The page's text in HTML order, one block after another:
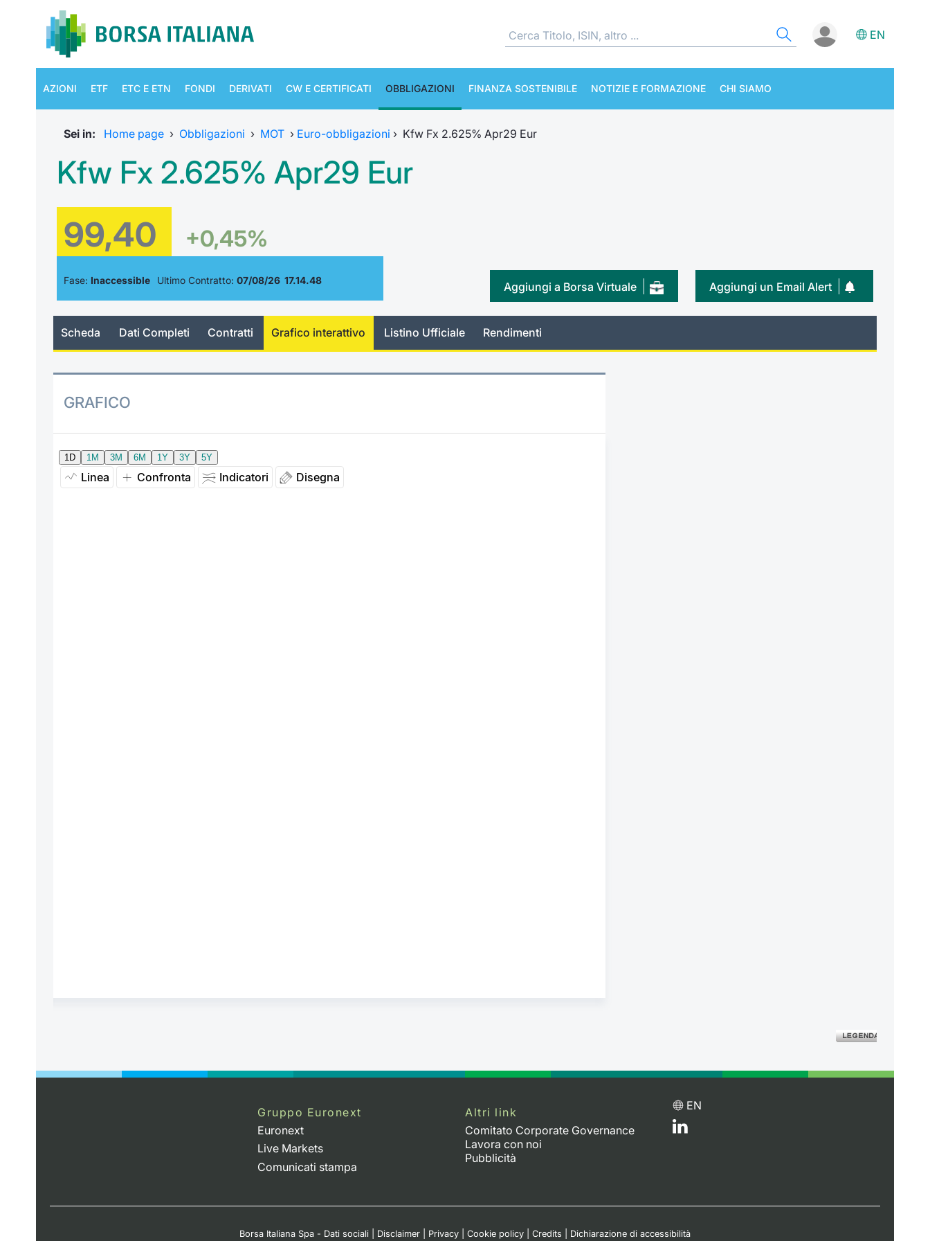
EN
AZIONI ETF ETC E ETN FONDI DERIVATI CW E CERTIFICATI OBBLIGAZIONI FINANZA SOSTENIBILE NOTIZIE E FORMAZIONE CHI SIAMO
Sei in: Home page › Obbligazioni › MOT › Euro-obbligazioni › Kfw Fx 2.625% Apr29 Eur
Kfw Fx 2.625% Apr29 Eur
99,40 +0,45%
Fase: Inaccessible Ultimo Contratto: 07/08/26 17.14.48 Aggiungi un Email Alert
Aggiungi a Borsa Virtuale
Scheda Dati Completi Contratti Grafico interattivo Listino Ufficiale Rendimenti
GRAFICO
Gruppo Euronext
Euronext
Live Markets
Comunicati stampa
Altri link
Comitato Corporate Governance
Lavora con noi
Pubblicità
EN
Borsa Italiana Spa - Dati sociali Disclaimer Privacy Cookie policy Credits Dichiarazione di accessibilità